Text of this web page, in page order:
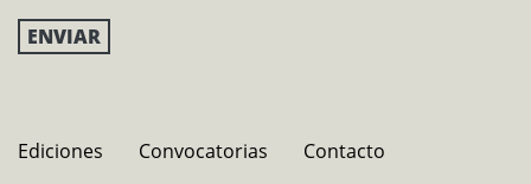
Ediciones
Convocatorias
Contacto